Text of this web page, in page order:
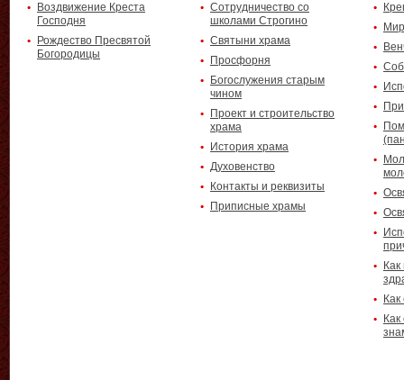
Воздвижение Креста
Господня
Рождество Пресвятой
Богородицы
Сотрудничество со
школами Строгино
Святыни храма
Просфорня
Богослужения старым
чином
Проект и строительство
храма
История храма
Духовенство
Контакты и реквизиты
Приписные храмы
Как